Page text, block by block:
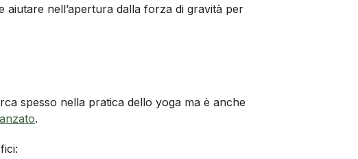
aiutare nell’apertura dalla forza di gravità per
spesso nella pratica dello yoga ma è anche
.